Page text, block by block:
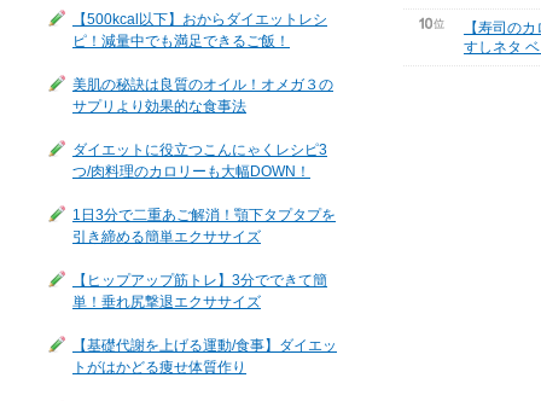
【500kcal以下】おからダイエットレシ
ピ！減量中でも満足できるご飯！
美肌の秘訣は良質のオイル！オメガ３の
サプリより効果的な食事法
ダイエットに役立つこんにゃくレシピ3
つ/肉料理のカロリーも大幅DOWN！
1日3分で二重あご解消！顎下タプタプを
引き締める簡単エクササイズ
【ヒップアップ筋トレ】3分でできて簡
単！垂れ尻撃退エクササイズ
【基礎代謝を上げる運動/食事】ダイエッ
トがはかどる痩せ体質作り
【寿司の
すしネタ